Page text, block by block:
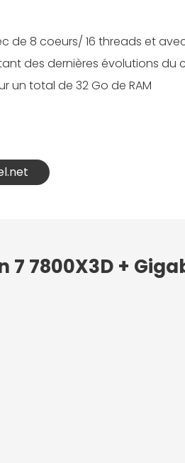
de 8 coeurs/ 16 threads et
des dernières évolutions
un total de 32 Go de RAM
7800X3D +